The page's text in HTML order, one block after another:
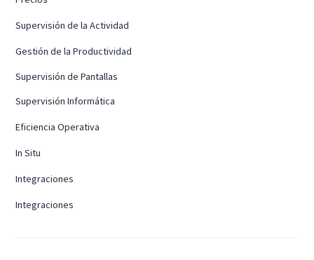
Supervisión de la Actividad
Gestión de la Productividad
Supervisión de Pantallas
Supervisión Informática
Eficiencia Operativa
In Situ
Integraciones
Integraciones